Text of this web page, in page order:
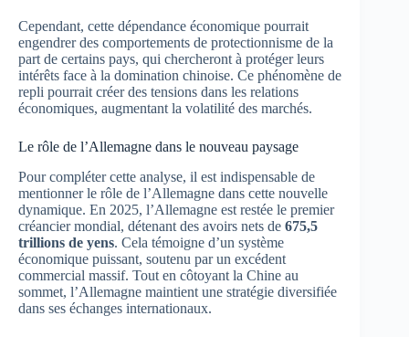
Cependant, cette dépendance économique pourrait
engendrer des comportements de protectionnisme de la
part de certains pays, qui chercheront à protéger leurs
intérêts face à la domination chinoise. Ce phénomène de
repli pourrait créer des tensions dans les relations
économiques, augmentant la volatilité des marchés.
Le rôle de l’Allemagne dans le nouveau paysage
Pour compléter cette analyse, il est indispensable de
mentionner le rôle de l’Allemagne dans cette nouvelle
dynamique. En 2025, l’Allemagne est restée le premier
créancier mondial, détenant des avoirs nets de 675,5
trillions de yens. Cela témoigne d’un système
économique puissant, soutenu par un excédent
commercial massif. Tout en côtoyant la Chine au
sommet, l’Allemagne maintient une stratégie diversifiée
dans ses échanges internationaux.